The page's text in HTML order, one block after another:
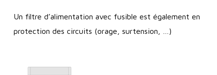
Un filtre d’alimentation avec fusible est également en
protection des circuits (orage, surtension, …)